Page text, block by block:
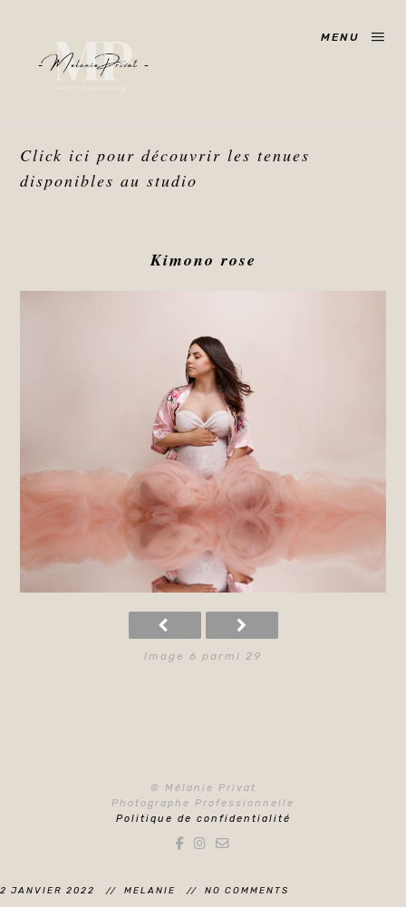
MENU
Click ici pour découvrir les tenues
disponibles au studio
Kimono rose
Image 6 parmi 29
© Mélanie Privat
Photographe Professionnelle
Politique de confidentialité
2 JANVIER 2022 MELANIE NO COMMENTS